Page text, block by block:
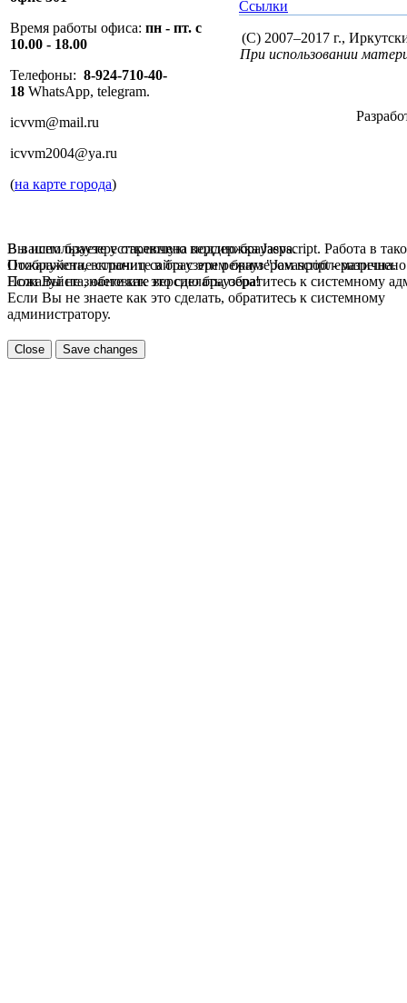
Время работы офиса: пн - пт. с
10.00 - 18.00
Телефоны: 8-924-710-40-
18 WhatsApp, telegram.
icvvm@mail.ru
icvvm2004@ya.ru
(на карте города)
Ссылки
(C) 2007–2017 г.,
При использовании
В вашем браузере отключена поддержка Jasvscript. Работа в
Пожалуйста, включите в браузере режим "Javascript -
Если Вы не знаете как это сделать, обратитесь к системному
Вы используете устаревшую версию браузера.
Отображение страниц сайта с этим браузером проблематична.
Пожалуйста, обновите версию браузера!
Если Вы не знаете как это сделать, обратитесь к системному
администратору.
Close Save changes